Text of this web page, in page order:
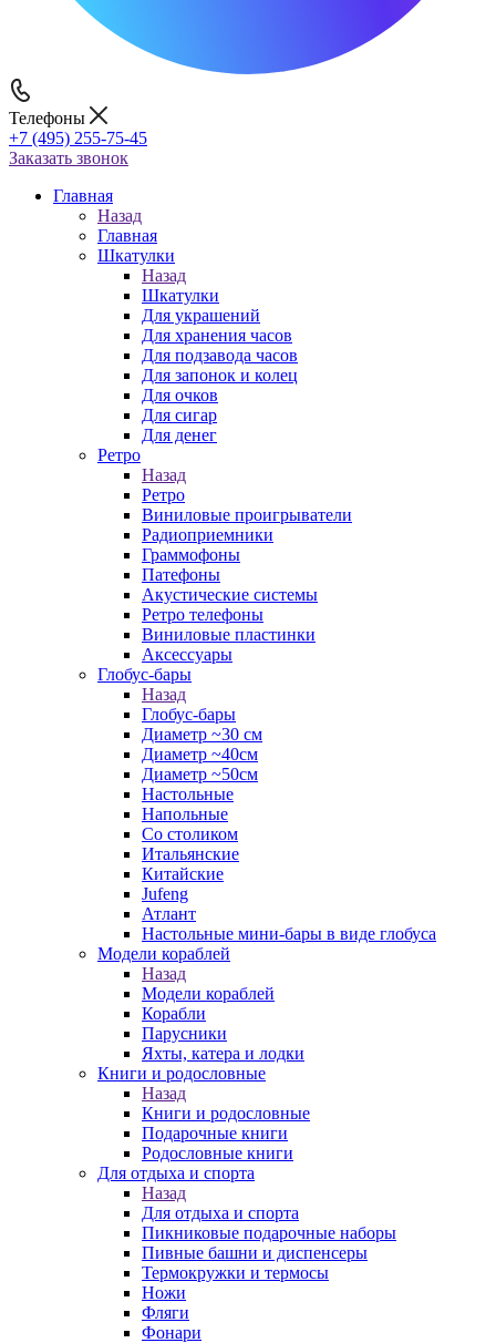
Телефоны
+7 (495) 255-75-45
Заказать звонок
Главная
Назад
Главная
Шкатулки
Назад
Шкатулки
Для украшений
Для хранения часов
Для подзавода часов
Для запонок и колец
Для очков
Для сигар
Для денег
Ретро
Назад
Ретро
Виниловые проигрыватели
Радиоприемники
Граммофоны
Патефоны
Акустические системы
Ретро телефоны
Виниловые пластинки
Аксессуары
Глобус-бары
Назад
Глобус-бары
Диаметр ~30 см
Диаметр ~40см
Диаметр ~50см
Настольные
Напольные
Со столиком
Итальянские
Китайские
Jufeng
Атлант
Настольные мини-бары в виде глобуса
Модели кораблей
Назад
Модели кораблей
Корабли
Парусники
Яхты, катера и лодки
Книги и родословные
Назад
Книги и родословные
Подарочные книги
Родословные книги
Для отдыха и спорта
Назад
Для отдыха и спорта
Пикниковые подарочные наборы
Пивные башни и диспенсеры
Термокружки и термосы
Ножи
Фляги
Фонари